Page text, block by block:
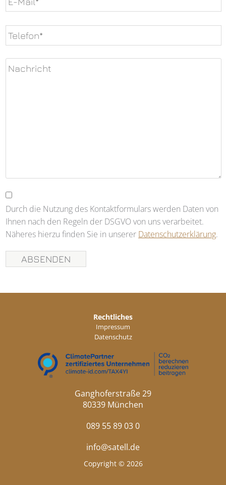
lasse
dieses
Feld
leer.
Durch die Nutzung des Kontaktformulars werden Daten von
Ihnen nach den Regeln der DSGVO von uns verarbeitet.
Näheres hierzu finden Sie in unserer Datenschutzerklärung.
Rechtliches
Impressum
Datenschutz
Ganghoferstraße 29
80339 München
089 55 89 03 0
info@satell.de
Copyright © 2026